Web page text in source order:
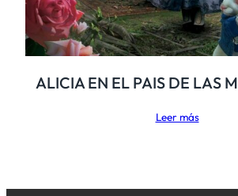
ALICIA EN EL PAIS DE LAS
Leer más